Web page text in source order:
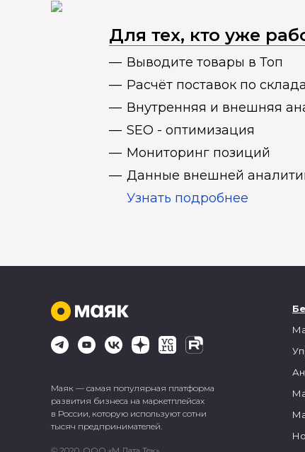
Для тех, кто уже
Выводите товары в Топ
Расчёт поставок по
Внутренняя и внешняя
SEO - оптимизация
Мониторинг позиций
Данные внешней
Узнать подробнее
Маяк — самая популярная платформа
развития бизнеса на маркетплейсах
в России, которую используют сотни
тысяч предпринимателей.